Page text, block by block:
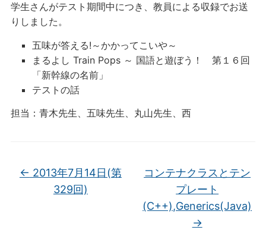
学生さんがテスト期間中につき、教員による収録でお送
りしました。
五味が答える!～かかってこいや～
まるよし Train Pops ～ 国語と遊ぼう！ 第１６回
「新幹線の名前」
テストの話
担当：青木先生、五味先生、丸山先生、西
← 2013年7月14日(第
329回)
コンテナクラスとテン
プレート
(C++),Generics(Java)
→